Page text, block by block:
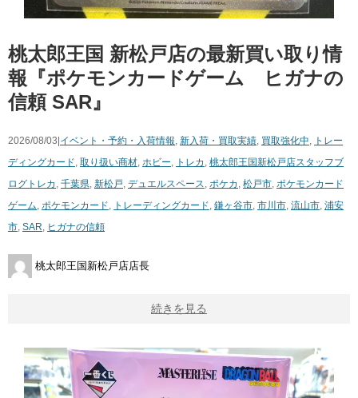
桃太郎王国 新松戸店の最新買い取り情
報『ポケモンカードゲーム ヒガナの
信頼 SAR』
2026/08/03|イベント・予約・入荷情報 新入荷・買取実績 買取強化中
トレー
ディングカード 取り扱い商材 ホビー トレカ 桃太郎王国新松戸店スタッフブ
ログ トレカ 千葉県 新松戸 デュエルスペース ポケカ 松戸市 ポケモンカード
ゲーム ポケモンカード トレーディングカード 鎌ヶ谷市 市川市 流山市 浦安
市 SAR ヒガナの信頼
桃太郎王国新松戸店店長
続きを見る